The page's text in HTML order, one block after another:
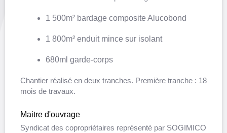
1 500m² bardage composite Alucobond
1 800m² enduit mince sur isolant
680ml garde-corps
Chantier réalisé en deux tranches. Première tranche : 18
mois de travaux.
Maitre d'ouvrage
Syndicat des copropriétaires représenté par SOGIMICO